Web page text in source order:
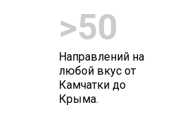
>50
Направлений на
любой вкус от
Камчатки до
Крыма.